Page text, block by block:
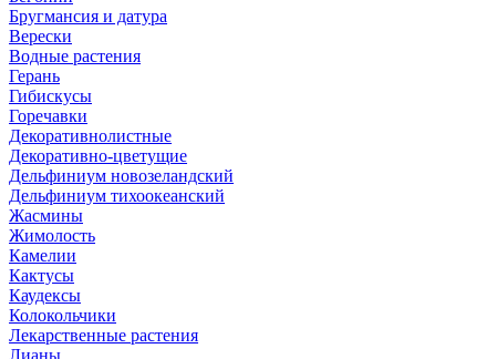
Бругмансия и датура
Верески
Водные растения
Герань
Гибискусы
Горечавки
Декоративнолистные
Декоративно-цветущие
Дельфиниум новозеландский
Дельфиниум тихоокеанский
Жасмины
Жимолость
Камелии
Кактусы
Каудексы
Колокольчики
Лекарственные растения